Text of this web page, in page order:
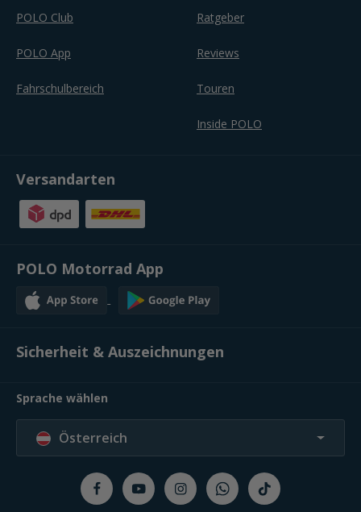
POLO Club
POLO App
Fahrschulbereich
Ratgeber
Reviews
Touren
Inside POLO
Versandarten
POLO Motorrad App
Sicherheit & Auszeichnungen
Sprache wählen
Österreich